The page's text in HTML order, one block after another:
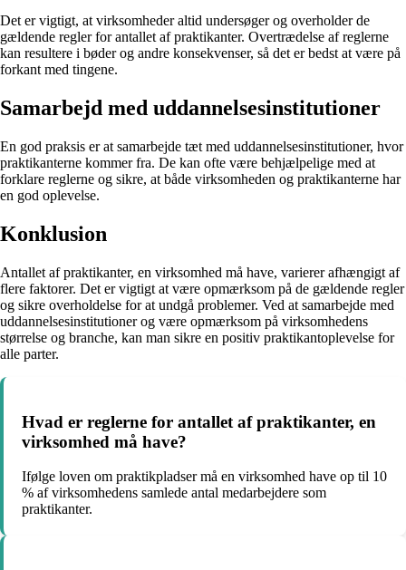
Det er vigtigt, at virksomheder altid undersøger og overholder de
gældende regler for antallet af praktikanter. Overtrædelse af reglerne
kan resultere i bøder og andre konsekvenser, så det er bedst at være på
forkant med tingene.
Samarbejd med uddannelsesinstitutioner
En god praksis er at samarbejde tæt med uddannelsesinstitutioner, hvor
praktikanterne kommer fra. De kan ofte være behjælpelige med at
forklare reglerne og sikre, at både virksomheden og praktikanterne har
en god oplevelse.
Konklusion
Antallet af praktikanter, en virksomhed må have, varierer afhængigt af
flere faktorer. Det er vigtigt at være opmærksom på de gældende regler
og sikre overholdelse for at undgå problemer. Ved at samarbejde med
uddannelsesinstitutioner og være opmærksom på virksomhedens
størrelse og branche, kan man sikre en positiv praktikantoplevelse for
alle parter.
Hvad er reglerne for antallet af praktikanter, en
virksomhed må have?
Ifølge loven om praktikpladser må en virksomhed have op til 10
% af virksomhedens samlede antal medarbejdere som
praktikanter.